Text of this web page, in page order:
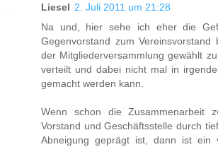
Liesel 2. Juli 2011 um 21:28
Na und, hier sehe ich eher die
Gegenvorstand zum
der Mitgliederversammlung gewählt
verteilt und dabei nicht mal in
gemacht werden kann.
Wenn schon die Zusammenarbeit
Vorstand und Geschäftsstelle durch
Abneigung geprägt ist, dann ist ein